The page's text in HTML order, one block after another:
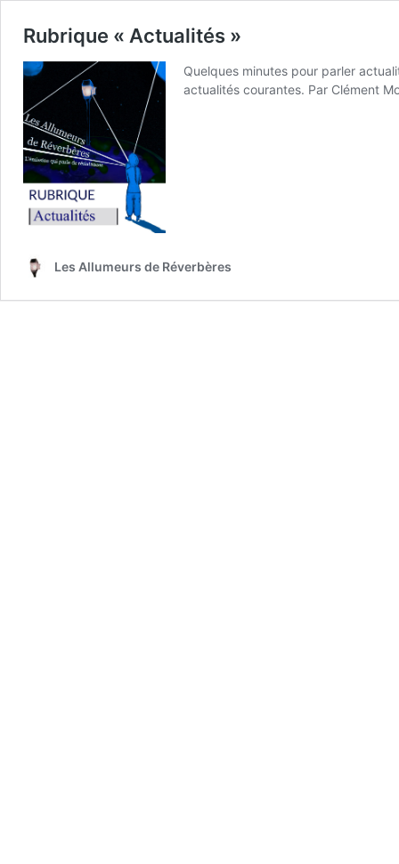
Rubrique « Actualités »
Quelques minutes pour parler
actualités courantes. Par Clément
Les Allumeurs de Réverbères